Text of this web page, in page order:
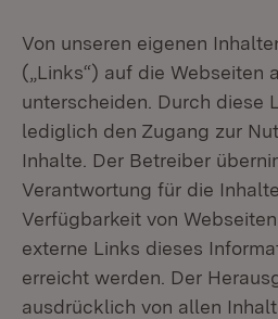
Von unseren eigenen
(„Links“) auf die Webseiten
unterscheiden. Durch diese
lediglich den Zugang zur
Inhalte. Der Betreiber
Verantwortung für die
Verfügbarkeit von
externe Links dieses
erreicht werden. Der
ausdrücklich von allen